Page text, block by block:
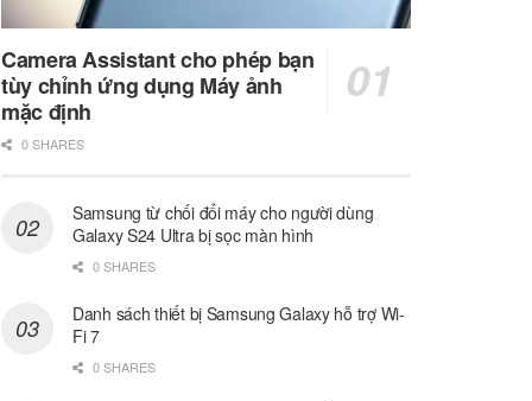
Camera Assistant cho phép bạn
tùy chỉnh ứng dụng Máy ảnh
mặc định
0 SHARES
Samsung từ chối đổi máy cho người dùng
Galaxy S24 Ultra bị sọc màn hình
0 SHARES
Danh sách thiết bị Samsung Galaxy hỗ trợ Wi-
Fi 7
0 SHARES